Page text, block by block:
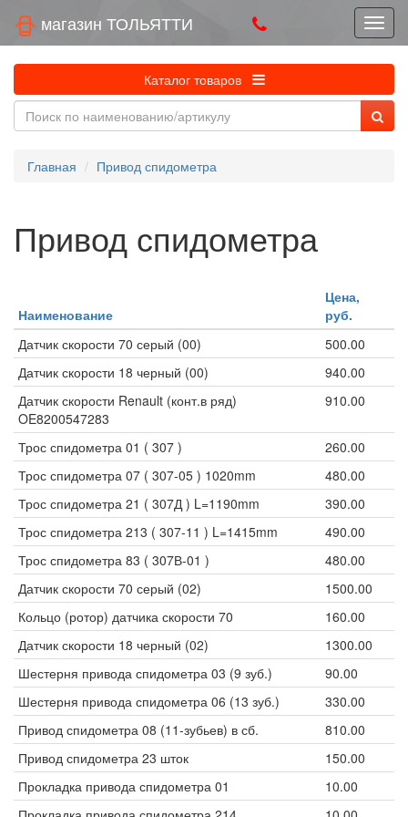
магазин ТОЛЬЯТТИ
Каталог товаров
Главная Привод спидометра
Привод спидометра
Наименование
Цена,
руб.
Датчик скорости 70 серый (00)
500.00
Датчик скорости 18 черный (00)
940.00
Датчик скорости Renault (конт.в ряд)
OE8200547283
910.00
Трос спидометра 01 ( 307 )
260.00
Трос спидометра 07 ( 307-05 ) 1020mm
480.00
Трос спидометра 21 ( 307Д ) L=1190mm
390.00
Трос спидометра 213 ( 307-11 ) L=1415mm
490.00
Трос спидометра 83 ( 307В-01 )
480.00
Датчик скорости 70 серый (02)
1500.00
Кольцо (ротор) датчика скорости 70
160.00
Датчик скорости 18 черный (02)
1300.00
Шестерня привода спидометра 03 (9 зуб.)
90.00
Шестерня привода спидометра 06 (13 зуб.)
330.00
Привод спидометра 08 (11-зубьев) в сб.
810.00
Привод спидометра 23 шток
150.00
Прокладка привода спидометра 01
10.00